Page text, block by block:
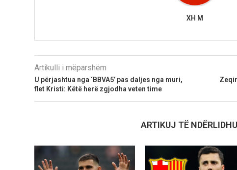
XH M
Artikulli i mëparshëm
U përjashtua nga ‘BBVA5’ pas daljes nga muri,
flet Kristi: Këtë herë zgjodha veten time
ARTIKUJ TË